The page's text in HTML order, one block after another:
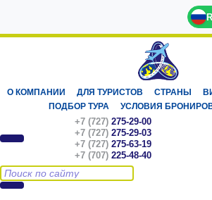
О КОМПАНИИ ДЛЯ ТУРИСТОВ СТРАНЫ
ПОДБОР ТУРА
УСЛОВИЯ
+7 (727) 275-29-00
+7 (727) 275-29-03
+7 (727) 275-63-19
+7 (707) 225-48-40